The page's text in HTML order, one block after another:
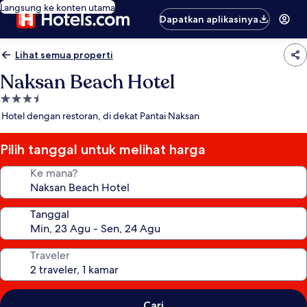
Langsung ke konten utama
Dapatkan aplikasinya
Lihat semua properti
Naksan Beach Hotel
Properti
bintang
Hotel dengan restoran, di dekat Pantai Naksan
Pilih tanggal untuk melihat harga
Ke mana?
Tanggal
Traveler